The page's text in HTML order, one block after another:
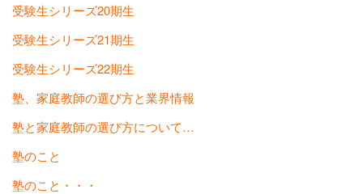
受験生シリーズ20期生
受験生シリーズ21期生
受験生シリーズ22期生
塾、家庭教師の選び方と業界情報
塾と家庭教師の選び方について…
塾のこと
塾のこと・・・